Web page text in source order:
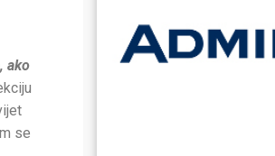
ako
se